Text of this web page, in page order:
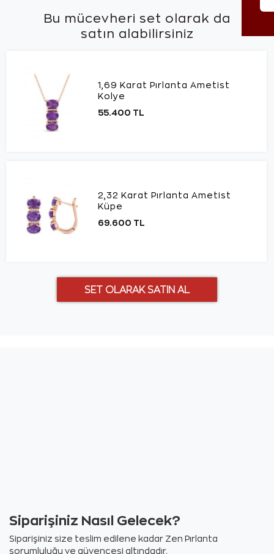
Bu mücevheri set olarak da
satın alabilirsiniz
1,69 Karat Pırlanta Ametist
Kolye
55.400 TL
2,32 Karat Pırlanta Ametist
Küpe
69.600 TL
Siparişiniz Nasıl Gelecek?
Siparişiniz size teslim edilene kadar Zen Pırlanta
sorumluluğu ve güvencesi altındadır.